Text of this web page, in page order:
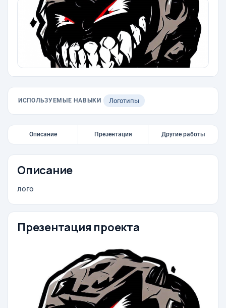
ИСПОЛЬЗУЕМЫЕ НАВЫКИ Логотипы
Описание Презентация Другие работы
Описание
лого
Презентация проекта